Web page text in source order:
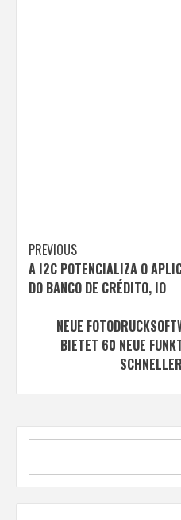
Post
navigation
PREVIOUS
A I2C POTENCIALIZA O
DO BANCO DE CRÉDITO, IO
NEUE
BIETET 60 NEUE